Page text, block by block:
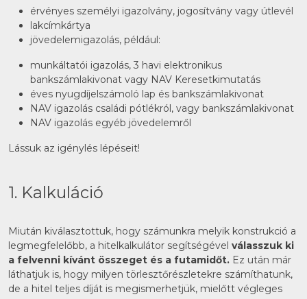
érvényes személyi igazolvány, jogosítvány vagy útlevél
lakcímkártya
jövedelemigazolás, például:
munkáltatói igazolás, 3 havi elektronikus
bankszámlakivonat vagy NAV Keresetkimutatás
éves nyugdíjelszámoló lap és bankszámlakivonat
NAV igazolás családi pótlékról, vagy bankszámlakivonat
NAV igazolás egyéb jövedelemről
Lássuk az igénylés lépéseit!
1. Kalkuláció
Miután kiválasztottuk, hogy számunkra melyik konstrukció a
legmegfelelőbb, a hitelkalkulátor segítségével válasszuk ki
a felvenni kívánt összeget és a futamidőt. Ez után már
láthatjuk is, hogy milyen törlesztőrészletekre számíthatunk,
de a hitel teljes díját is megismerhetjük, mielőtt végleges